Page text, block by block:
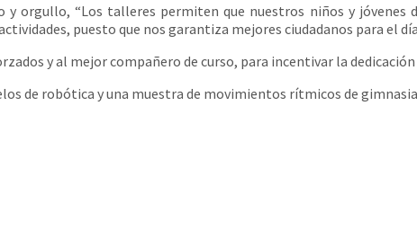
“Los talleres permiten que nuestros niños y jóvenes
puesto que nos garantiza mejores ciudadanos para el día
y al mejor compañero de curso, para incentivar la dedicación
de robótica y una muestra de movimientos rítmicos de